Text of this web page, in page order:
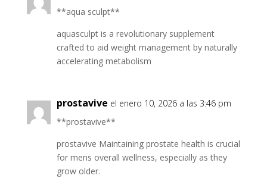
**aqua sculpt**
aquasculpt is a revolutionary supplement
crafted to aid weight management by naturally
accelerating metabolism
prostavive el enero 10, 2026 a las 3:46 pm
**prostavive**
prostavive Maintaining prostate health is crucial
for mens overall wellness, especially as they
grow older.